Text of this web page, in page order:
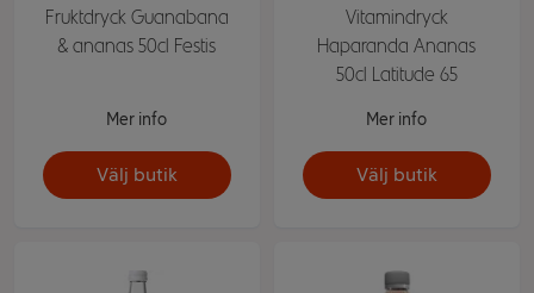
Fruktdryck Guanabana
& ananas 50cl Festis
Mer info
Välj butik
Vitamindryck
Haparanda Ananas
50cl Latitude 65
Mer info
Välj butik